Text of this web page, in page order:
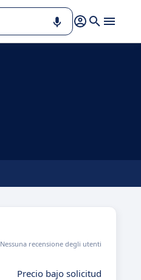
Nessuna recensione degli utenti
Precio bajo solicitud